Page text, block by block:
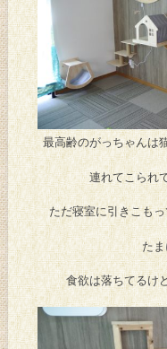
最高齢のがっちゃんは
連れてこられ
ただ寝室に引きこも
た
食欲は落ちてるけ